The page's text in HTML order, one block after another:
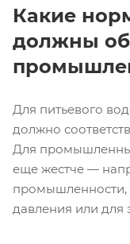
Какие
должны
Для питьевого
должно
Для
еще жестче —
промышленности,
давления или